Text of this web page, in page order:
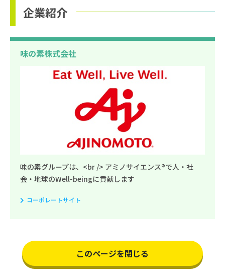
企業紹介
味の素株式会社
味の素グループは、<br /> アミノサイエンス®で人・社
会・地球のWell-beingに貢献します
コーポレートサイト
このページを閉じる